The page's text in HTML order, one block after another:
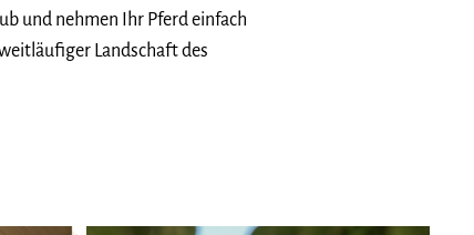
und nehmen Ihr Pferd einfach
Landschaft des